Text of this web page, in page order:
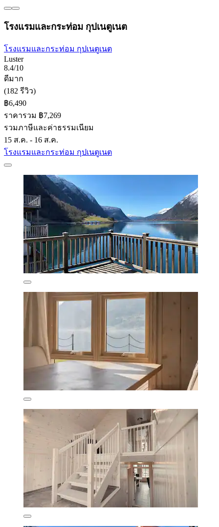
โรงแรมและกระท่อม กุปเนตูเนต
โรงแรมและกระท่อม กุปเนตูเนต
Luster
8.4/10
ดีมาก
(182 รีวิว)
฿6,490
ราคารวม ฿7,269
รวมภาษีและค่าธรรมเนียม
15 ส.ค. - 16 ส.ค.
โรงแรมและกระท่อม กุปเนตูเนต